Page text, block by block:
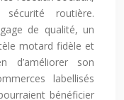
routière.
de qualité, un
motard fidèle et
d’améliorer son
labellisés
bénéficier